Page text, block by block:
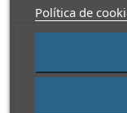
Política de